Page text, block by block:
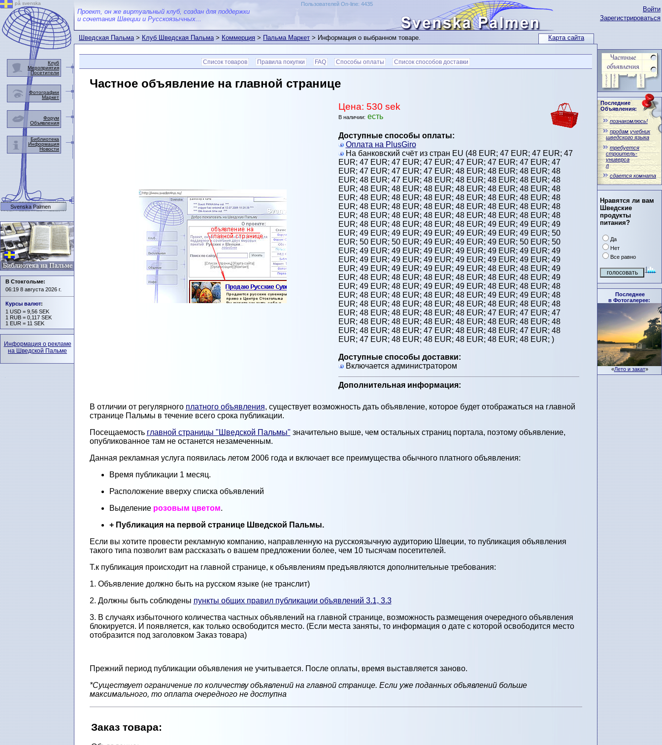
Карта сайта
Войти
Зарегистрироваться
Последние
Объявления:
познакомлюсь!
продам учебник
шведского языка
требуется
строитель-
универса
л
сдается комната
Нравятся ли вам
Шведские
продукты
питания?
Да
Нет
Все равно
Последнее
в Фотогалерее:
«Лето и закат»
Проект, он же виртуальный клуб, создан для поддержки
и сочетания Швеции и Русскоязычных...
Пользователей On-line: 4435
Шведская Пальма>Клуб Шведская Пальма>Коммерция>Пальма Маркет> Информация о выбранном товаре.
Список товаров Правила покупки FAQ Способы оплаты Список способов доставки
Частное объявление на главной странице
Цена: 530 sek
В наличии: есть
Доступные способы оплаты:
Оплата на PlusGiro
На банковский счёт из стран EU (48 EUR; 47 EUR; 47 EUR; 47
EUR; 47 EUR; 47 EUR; 47 EUR; 47 EUR; 47 EUR; 47 EUR; 47
EUR; 47 EUR; 47 EUR; 47 EUR; 48 EUR; 48 EUR; 48 EUR; 48
EUR; 48 EUR; 47 EUR; 48 EUR; 48 EUR; 48 EUR; 48 EUR; 48
EUR; 48 EUR; 48 EUR; 48 EUR; 48 EUR; 48 EUR; 48 EUR; 48
EUR; 48 EUR; 48 EUR; 48 EUR; 48 EUR; 48 EUR; 48 EUR; 48
EUR; 48 EUR; 48 EUR; 48 EUR; 48 EUR; 48 EUR; 48 EUR; 48
EUR; 48 EUR; 48 EUR; 48 EUR; 48 EUR; 48 EUR; 48 EUR; 48
EUR; 48 EUR; 48 EUR; 48 EUR; 48 EUR; 49 EUR; 49 EUR; 49
EUR; 49 EUR; 49 EUR; 49 EUR; 49 EUR; 49 EUR; 49 EUR; 50
EUR; 50 EUR; 50 EUR; 49 EUR; 49 EUR; 49 EUR; 50 EUR; 50
EUR; 49 EUR; 49 EUR; 49 EUR; 49 EUR; 49 EUR; 49 EUR; 49
EUR; 49 EUR; 49 EUR; 49 EUR; 49 EUR; 49 EUR; 49 EUR; 49
EUR; 49 EUR; 49 EUR; 49 EUR; 49 EUR; 48 EUR; 48 EUR; 49
EUR; 48 EUR; 48 EUR; 48 EUR; 48 EUR; 48 EUR; 48 EUR; 49
EUR; 49 EUR; 48 EUR; 49 EUR; 49 EUR; 48 EUR; 48 EUR; 48
EUR; 48 EUR; 48 EUR; 48 EUR; 48 EUR; 49 EUR; 49 EUR; 48
EUR; 48 EUR; 48 EUR; 48 EUR; 48 EUR; 48 EUR; 48 EUR; 48
EUR; 48 EUR; 48 EUR; 48 EUR; 48 EUR; 47 EUR; 47 EUR; 47
EUR; 48 EUR; 48 EUR; 48 EUR; 48 EUR; 48 EUR; 48 EUR; 48
EUR; 48 EUR; 48 EUR; 47 EUR; 48 EUR; 48 EUR; 47 EUR; 48
EUR; 47 EUR; 48 EUR; 48 EUR; 48 EUR; 48 EUR; 48 EUR; )
Доступные способы доставки:
Включается администратором
Дополнительная информация:
В отличии от регулярного платного объявления, существует возможность дать объявление, которое будет отображаться на главной
странице Пальмы в течение всего срока публикации.
Посещаемость главной страницы "Шведской Пальмы" значительно выше, чем остальных страниц портала, поэтому объявление,
опубликованное там не останется незамеченным.
Данная рекламная услуга появилась летом 2006 года и включает все преимущества обычного платного объявления:
Время публикации 1 месяц.
Расположение вверху списка объявлений
Выделение розовым цветом.
+ Публикация на первой странице Шведской Пальмы.
Если вы хотите провести рекламную компанию, направленную на русскоязычную аудиторию Швеции, то публикация объявления
такого типа позволит вам рассказать о вашем предложении более, чем 10 тысячам посетителей.
Т.к публикация происходит на главной странице, к объявлениям предъявляются дополнительные требования:
1. Объявление должно быть на русском языке (не транслит)
2. Должны быть соблюдены пункты общих правил публикации объявлений 3.1, 3.3
3. В случаях избыточного количества частных объявлений на главной странице, возможность размещения очередного объявления
блокируется. И появляется, как только освободится место. (Если места заняты, то информация о дате с которой освободится место
отобразится под заголовком Заказ товара)
Прежний период публикации объявления не учитывается. После оплаты, время выставляется заново.
*Существует ограничение по количеству объявлений на главной странице. Если уже поданных объявлений больше
максимального, то оплата очередного не доступна
Заказ товарa:
på svenska
Клуб
Мероприятия
Посетители
Фотографии
Маркет
Форум
Объявления
Библиотека
Информация
Новости
Svenska Palmen
В Стокгольме:
06:19 8 августа 2026 г.
Курсы валют:
1 USD = 9,56 SEK
1 RUB = 0,117 SEK
1 EUR = 11 SEK
Информация о рекламе
на Шведской Пальме